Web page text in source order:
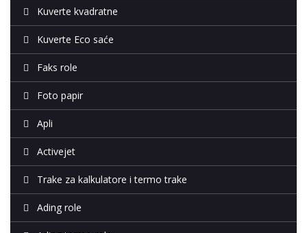
Kuverte kvadratne
Kuverte Eco saće
Faks role
Foto papir
Apli
Activejet
Trake za kalkulatore i termo trake
Ading role